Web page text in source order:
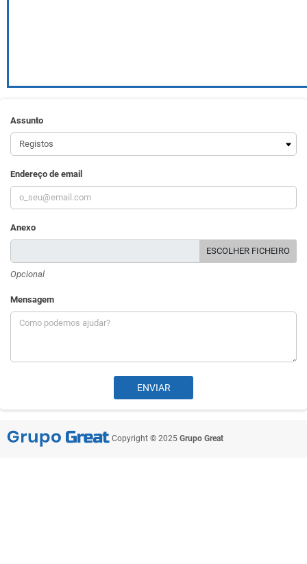
Assunto
Endereço de email
Anexo
ESCOLHER FICHEIRO
Opcional
Mensagem
Copyright © 2025 Grupo Great